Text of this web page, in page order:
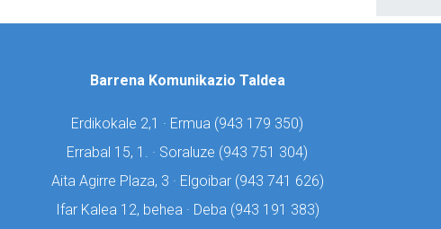
Barrena Komunikazio Taldea
Erdikokale 2,1 · Ermua (943 179 350)
Errabal 15, 1. · Soraluze (943 751 304)
Aita Agirre Plaza, 3 · Elgoibar (943 741 626)
Ifar Kalea 12, behea · Deba (943 191 383)